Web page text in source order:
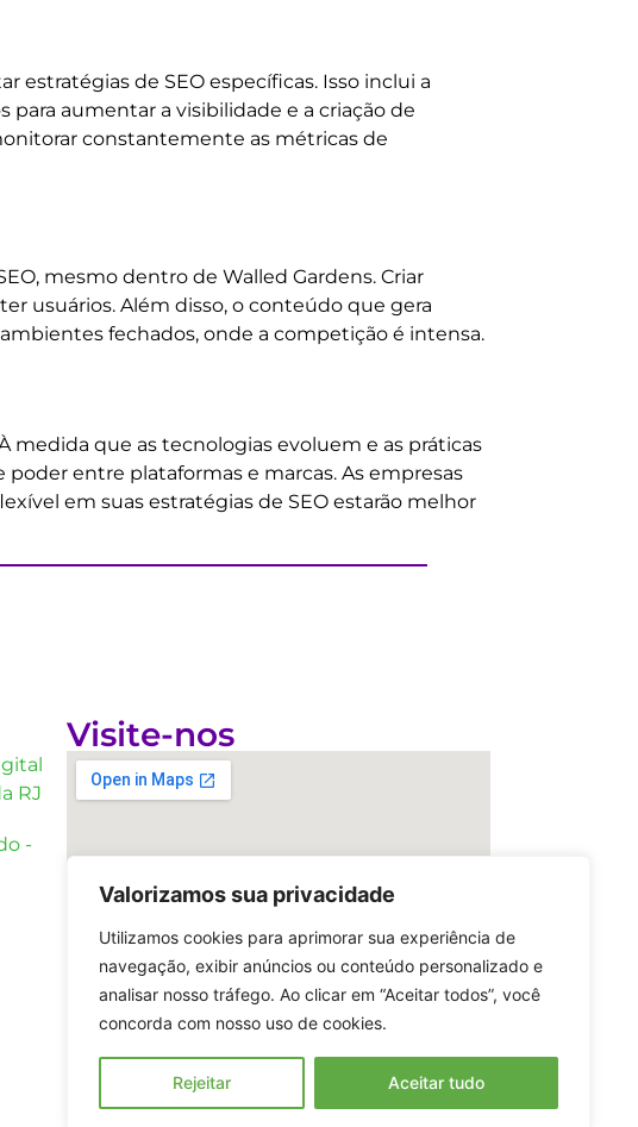
Valorizamos sua privacidade
Utilizamos cookies para aprimorar sua experiência de
navegação, exibir anúncios ou conteúdo personalizado e
analisar nosso tráfego. Ao clicar em “Aceitar todos”, você
concorda com nosso uso de cookies.
Rejeitar Aceitar tudo
estratégias de SEO específicas. Isso inclui a
aumentar a visibilidade e a criação de
constantemente as métricas de
mesmo dentro de Walled Gardens. Criar
usuários. Além disso, o conteúdo que gera
fechados, onde a competição é intensa.
medida que as tecnologias evoluem e as práticas
entre plataformas e marcas. As empresas
em suas estratégias de SEO estarão melhor
RJ
-
Visite-nos